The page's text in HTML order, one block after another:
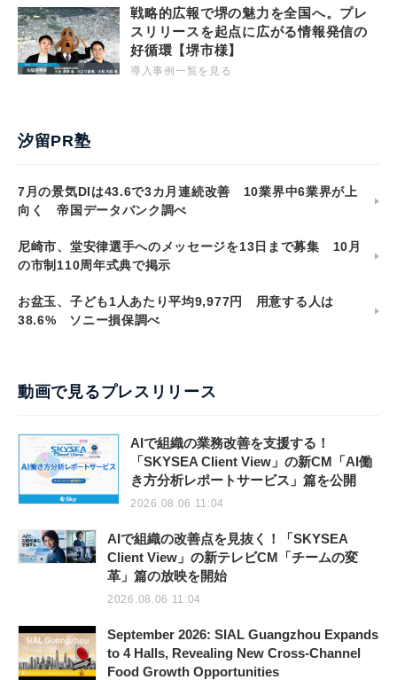
戦略的広報で堺の魅力を全国へ。プレ
スリリースを起点に広がる情報発信の
好循環【堺市様】
導入事例一覧を見る
汐留PR塾
7月の景気DIは43.6で3カ月連続改善 10業界中6業界が上
向く 帝国データバンク調べ
尼崎市、堂安律選手へのメッセージを13日まで募集 10月
の市制110周年式典で掲示
お盆玉、子ども1人あたり平均9,977円 用意する人は
38.6% ソニー損保調べ
動画で見るプレスリリース
AIで組織の業務改善を支援する！
「SKYSEA Client View」の新CM「AI働
き方分析レポートサービス」篇を公開
2026.08.06 11:04
AIで組織の改善点を見抜く！「SKYSEA
Client View」の新テレビCM「チームの変
革」篇の放映を開始
2026.08.06 11:04
September 2026: SIAL Guangzhou Expands
to 4 Halls, Revealing New Cross-Channel
Food Growth Opportunities